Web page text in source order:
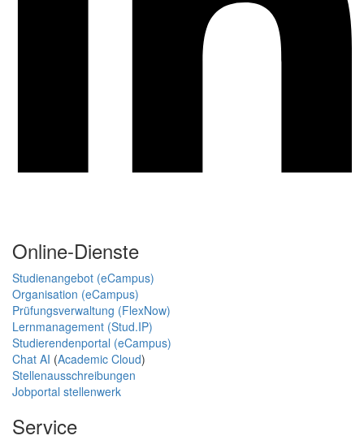
Online-Dienste
Studienangebot (eCampus)
Organisation (eCampus)
Prüfungsverwaltung (FlexNow)
Lernmanagement (Stud.IP)
Studierendenportal (eCampus)
Chat AI (Academic Cloud)
Stellenausschreibungen
Jobportal stellenwerk
Service